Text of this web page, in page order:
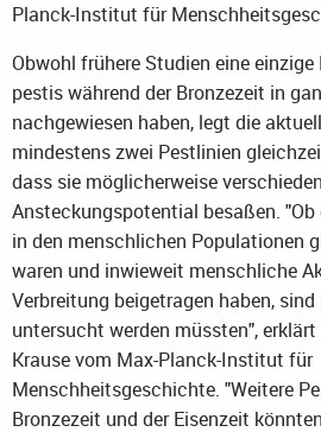
Planck-Institut für
Obwohl frühere Studien eine einzige
pestis während der Bronzezeit in
nachgewiesen haben, legt die
mindestens zwei Pestlinien
dass sie möglicherweise
Ansteckungspotential besaßen.
in den menschlichen Populationen
waren und inwieweit menschliche
Verbreitung beigetragen haben, sind
untersucht werden müssten",
Krause vom Max-Planck-Institut für
Menschheitsgeschichte. "Weitere
Bronzezeit und der Eisenzeit